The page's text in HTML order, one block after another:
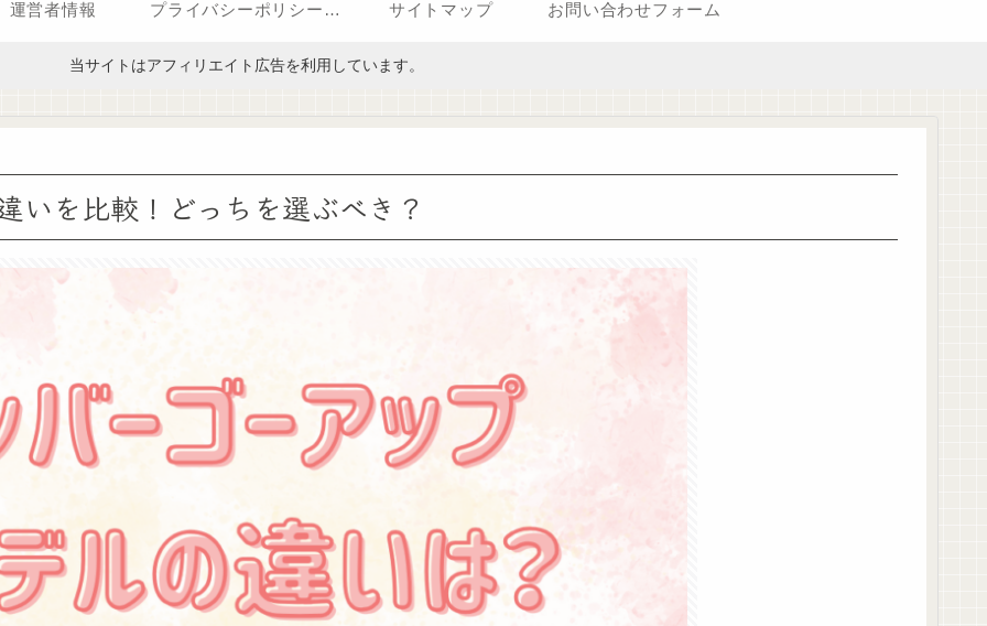
運営者情報 プライバシーポリシー（改正電気通信事業法・外部送信規律に関する事項を含む） サイトマップ お問い合わせフォーム
当サイトはアフィリエイト広告を利用しています。
いを比較！どっちを選ぶべき？